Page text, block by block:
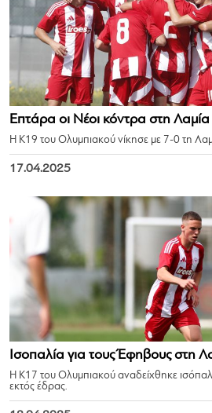
Επτάρα οι Νέοι κόντρα στη Λαμία
Η Κ19 του Ολυμπιακού νίκησε με 7-0 τη
17.04.2025
Ισοπαλία για τους Έφηβους στη
Η Κ17 του Ολυμπιακού αναδείχθηκε
εκτός έδρας.